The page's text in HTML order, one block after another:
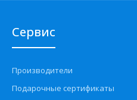
Сервис
Производители
Подарочные сертификаты